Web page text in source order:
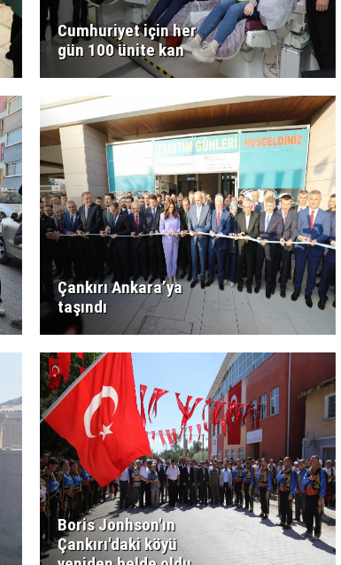
Cumhuriyet için her
gün 100 ünite kan
Çankırı Ankara’ya
taşındı
Boris Jonhson'ın
Çankırı'daki köyü